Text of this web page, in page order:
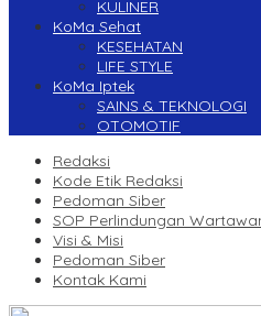
KULINER
KoMa Sehat
KESEHATAN
LIFE STYLE
KoMa Iptek
SAINS & TEKNOLOGI
OTOMOTIF
Redaksi
Kode Etik Redaksi
Pedoman Siber
SOP Perlindungan
Visi & Misi
Pedoman Siber
Kontak Kami